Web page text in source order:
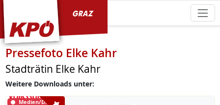
Pressefoto Elke Kahr
Stadträtin Elke Kahr
Weitere Downloads unter:
Medien/Download